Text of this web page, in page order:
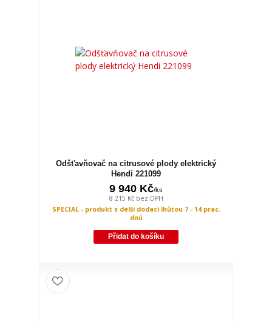
Odšťavňovač na citrusové plody elektrický
Hendi 221099
9 940 Kč/ks
8 215 Kč bez DPH
SPECIAL - produkt s delší dodací lhůtou 7 - 14 prac.
dnů
Přidat do košíku